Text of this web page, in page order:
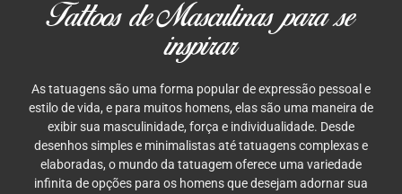
Tattoos de Masculinas para se
inspirar
As tatuagens são uma forma popular de expressão pessoal e
estilo de vida, e para muitos homens, elas são uma maneira de
exibir sua masculinidade, força e individualidade. Desde
desenhos simples e minimalistas até tatuagens complexas e
elaboradas, o mundo da tatuagem oferece uma variedade
infinita de opções para os homens que desejam adornar sua